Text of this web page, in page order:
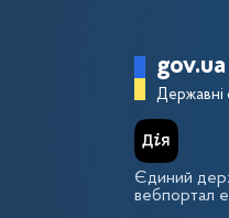
gov.ua
Державні
Єдиний
вебпортал